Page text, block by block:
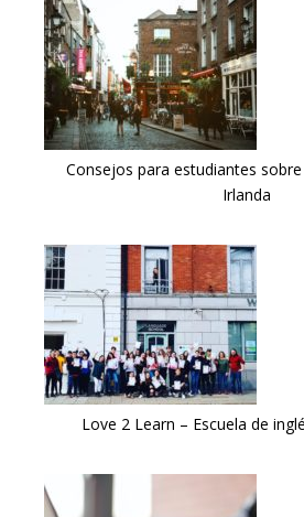
Consejos para estudiantes
Irlanda
Love 2 Learn – Escuela de